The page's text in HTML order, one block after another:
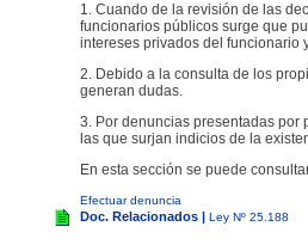
1. Cuando de la revisión de las
funcionarios públicos surge que
intereses privados del funcionario
2. Debido a la consulta de los
generan dudas.
3. Por denuncias presentadas por
las que surjan indicios de la
En esta sección se puede
Efectuar denuncia
Doc. Relacionados | Ley Nº 25.188